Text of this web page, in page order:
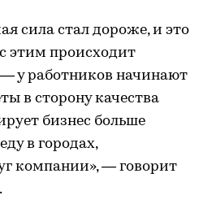
сила стал дороже, и это
этим происходит
у работников начинают
в сторону качества
бизнес больше
в городах,
компании», — говорит